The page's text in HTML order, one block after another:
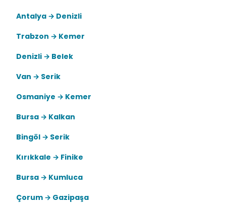
Antalya → Denizli
Trabzon → Kemer
Denizli → Belek
Van → Serik
Osmaniye → Kemer
Bursa → Kalkan
Bingöl → Serik
Kırıkkale → Finike
Bursa → Kumluca
Çorum → Gazipaşa